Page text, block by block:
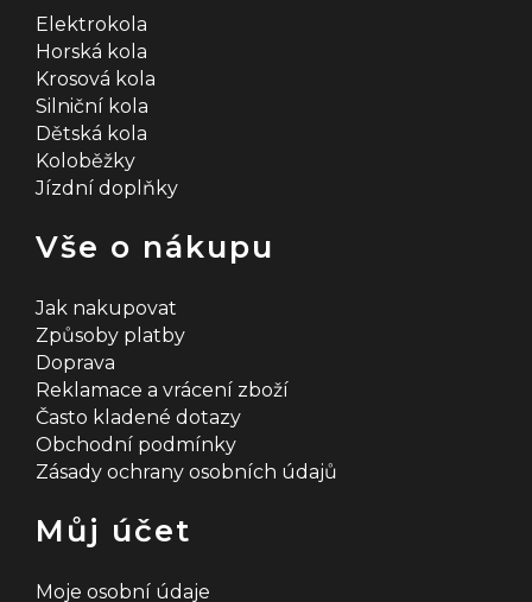
Elektrokola
Horská kola
Krosová kola
Silniční kola
Dětská kola
Koloběžky
Jízdní doplňky
Vše o nákupu
Jak nakupovat
Způsoby platby
Doprava
Reklamace a vrácení zboží
Často kladené dotazy
Obchodní podmínky
Zásady ochrany osobních údajů
Můj účet
Moje osobní údaje